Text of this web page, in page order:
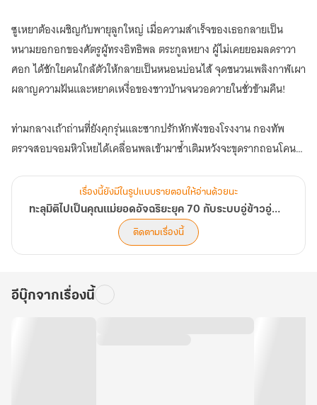
3
70
กับ
ระบบ
อู่
ข้าว
ซูเหยาต้องเผชิญกับพายุลูกใหญ่ เมื่อความสำเร็จของเธอกลายเป็น
หนามยอกอกของศัตรูผู้ทรงอิทธิพล ตระกูลหยาง ผู้ไม่เคยยอมลดราวา
ศอก ได้ชักใยคนใกล้ตัวให้กลายเป็นหนอนบ่อนไส้ จุดชนวนเพลิงกาฬเผา
ผลาญความฝันและหยาดเหงื่อของชาวบ้านจนวอดวายในชั่วข้ามคืน!
ท่ามกลางเถ้าถ่านที่ยังคุกรุ่นและซากปรักหักพังของโรงงาน กองทัพ
ตรวจสอบจอมหิวโหยได้เคลื่อนพลเข้ามาซ้ำเติมหวังจะขุดรากถอนโคน
ในวันที่หลังพิงฝาและรอบกายเต็มไปด้วยศัตรู... นางพญาแห่งต้าซานจะ
ยอมจำนนต่อโชคชะตา หรือจะสยายปีกพญาหงส์เพลิงบินทะยานขึ้นจาก
กองเถ้าถ่านเพื่อทวงคืนความยุติธรรม?
เรื่องนี้ยังมีในรูปแบบรายตอนให้อ่านด้วยนะ
ทะลุมิติไปเป็นคุณแม่ยอดอัจฉริยะยุค 70 กับระบบอู่ข้าวอู่น้ำ
ติดตามเรื่องนี้
อีบุ๊กจากเรื่องนี้